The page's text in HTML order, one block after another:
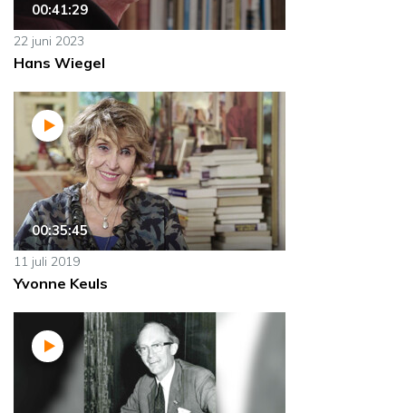
00:41:29
22 juni 2023
Hans Wiegel
00:35:45
11 juli 2019
Yvonne Keuls